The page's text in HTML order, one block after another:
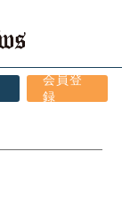
会員登
録